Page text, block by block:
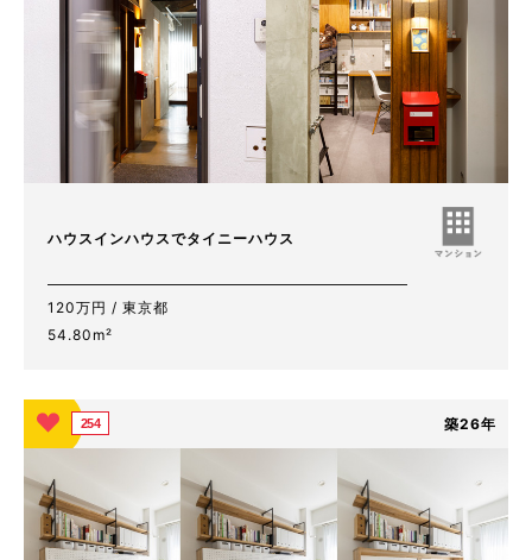
ハウスインハウスでタイニーハウス
120万円 / 東京都
54.80m²
254 築26年